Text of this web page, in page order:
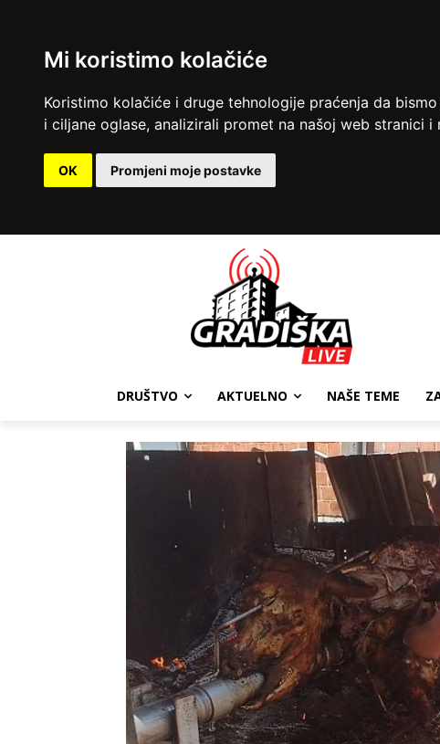
Mi koristimo kolačiće
Koristimo kolačiće i druge tehnologije praćenja da
i ciljane oglase, analizirali promet na našoj web stranici
OK Promjeni moje postavke
DRUŠTVO AKTUELNO NAŠE TEME